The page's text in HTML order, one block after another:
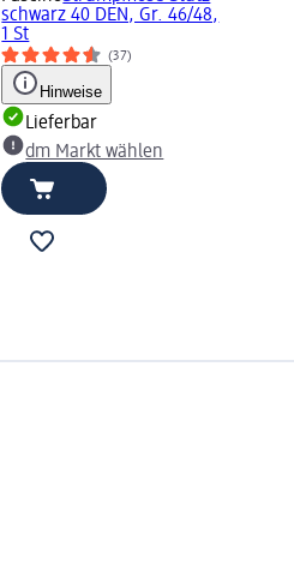
schwarz 40 DEN, Gr. 46/48,
1 St
(37)
Hinweise
Lieferbar
dm Markt wählen